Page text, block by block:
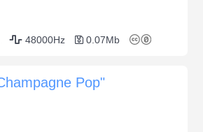
48000Hz 0.07Mb
Pop"